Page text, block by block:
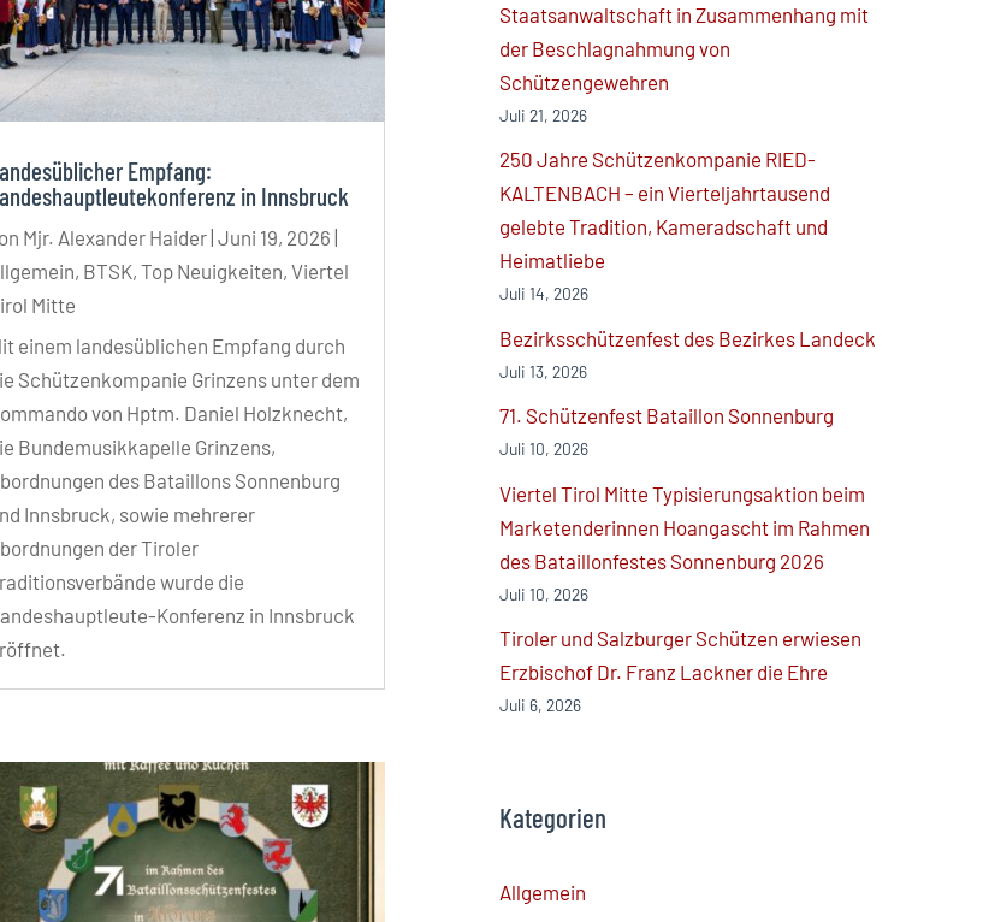
Empfang:
in Innsbruck
Mjr. Alexander Haider| Juni 19, 2026
, BTSK, Top Neuigkeiten, Viertel
Mitte
einem landesüblichen Empfang durch
Schützenkompanie Grinzens unter dem
von Hptm. Daniel Holzknecht,
Bundemusikkapelle Grinzens,
des Bataillons Sonnenburg
Innsbruck, sowie mehrerer
der Tiroler
wurde die
Konferenz in Innsbruck
Staatsanwaltschaft in Zusammenhang mit
der Beschlagnahmung von
Schützengewehren
Juli 21, 2026
250 Jahre Schützenkompanie RIED-
KALTENBACH – ein Vierteljahrtausend
gelebte Tradition, Kameradschaft und
Heimatliebe
Juli 14, 2026
Bezirksschützenfest des Bezirkes Landeck
Juli 13, 2026
71. Schützenfest Bataillon Sonnenburg
Juli 10, 2026
Viertel Tirol Mitte Typisierungsaktion beim
Marketenderinnen Hoangascht im Rahmen
des Bataillonfestes Sonnenburg 2026
Juli 10, 2026
Tiroler und Salzburger Schützen erwiesen
Erzbischof Dr. Franz Lackner die Ehre
Juli 6, 2026
Kategorien
Allgemein